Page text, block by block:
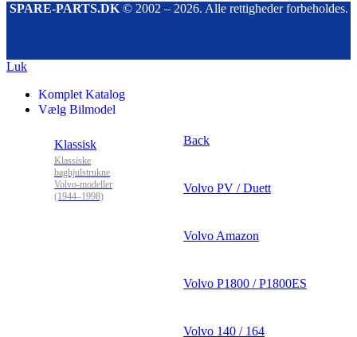
SPARE-PARTS.DK© 2002 – 2026. Alle rettigheder forbeholdes.
Luk
Komplet Katalog
Vælg Bilmodel
Klassisk
Klassiske
baghjulstrukne
Volvo-modeller
(1944–1998)
Back
Volvo PV / Duett
Volvo Amazon
Volvo P1800 / P1800ES
Volvo 140 / 164